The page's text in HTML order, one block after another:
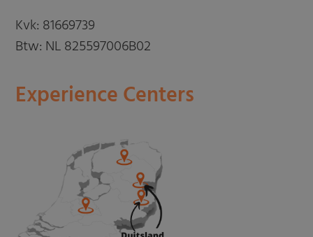
Kvk: 81669739
Btw: NL 825597006B02
Experience Centers